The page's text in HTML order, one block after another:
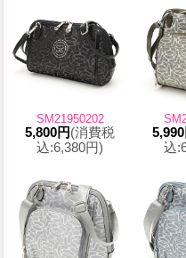
SM21950202
5,800円(消費税
込:6,380円)
5,990
込